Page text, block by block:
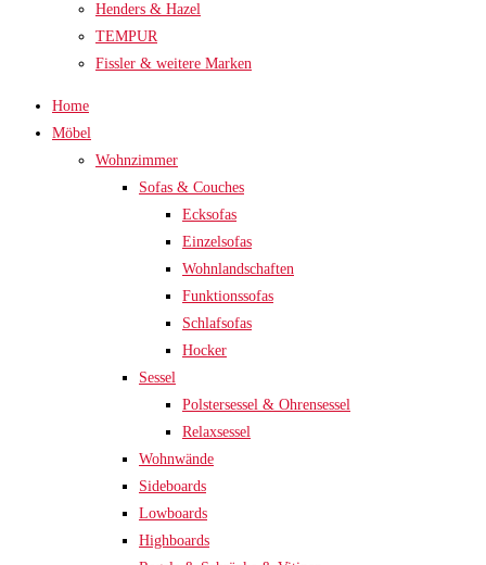
Henders & Hazel
TEMPUR
Fissler & weitere Marken
Home
Möbel
Wohnzimmer
Sofas & Couches
Ecksofas
Einzelsofas
Wohnlandschaften
Funktionssofas
Schlafsofas
Hocker
Sessel
Polstersessel & Ohrensessel
Relaxsessel
Wohnwände
Sideboards
Lowboards
Highboards